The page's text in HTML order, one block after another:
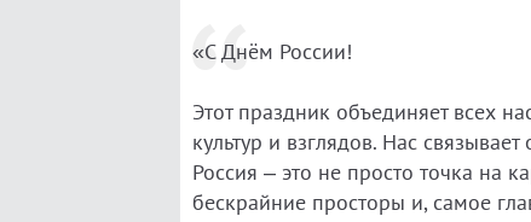
«С Днём России!
Этот праздник объединяет всех
культур и взглядов. Нас
Россия – это не просто точка на
бескрайние просторы и, самое